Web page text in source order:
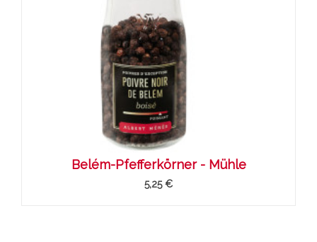
Belém-Pfefferkörner - Mühle
5,25 €